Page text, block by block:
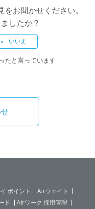
お聞かせください。
したか？
たと言っています
ポイント
Airウェイト
ド
Airワーク 採用管理